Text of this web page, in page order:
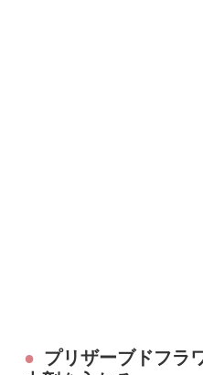
プリザーブドフラ